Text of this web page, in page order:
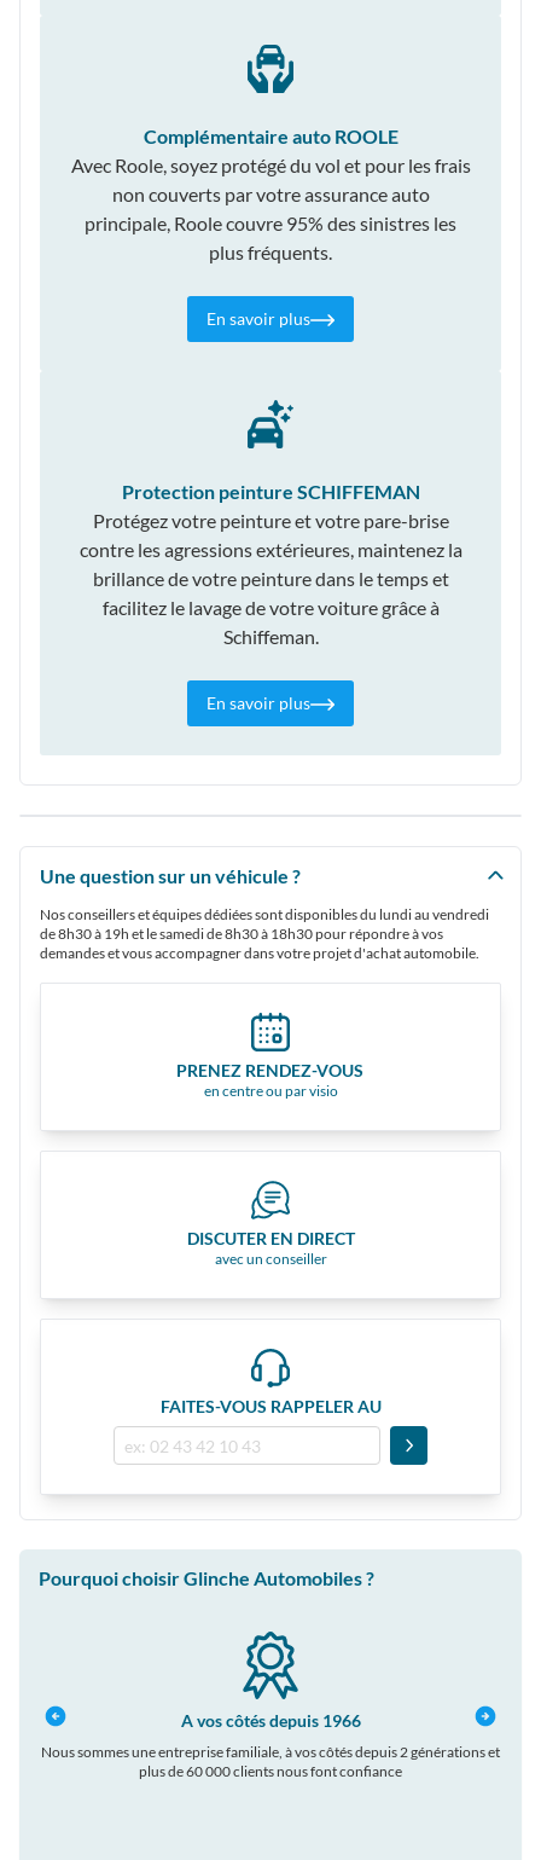
Complémentaire auto ROOLE
Avec Roole, soyez protégé du vol et pour les frais
non couverts par votre assurance auto
principale, Roole couvre 95% des sinistres les
plus fréquents.
En savoir plus
Protection peinture SCHIFFEMAN
Protégez votre peinture et votre pare-brise
contre les agressions extérieures, maintenez la
brillance de votre peinture dans le temps et
facilitez le lavage de votre voiture grâce à
Schiffeman.
En savoir plus
Une question sur un véhicule ?
Nos conseillers et équipes dédiées sont disponibles du lundi au vendredi
de 8h30 à 19h et le samedi de 8h30 à 18h30 pour répondre à vos
demandes et vous accompagner dans votre projet d'achat automobile.
PRENEZ RENDEZ-VOUS
en centre ou par visio
DISCUTER EN DIRECT
avec un conseiller
FAITES-VOUS RAPPELER AU
Pourquoi choisir Glinche Automobiles ?
A vos côtés depuis 1966
Nous sommes une entreprise familiale, à vos côtés depuis 2 générations et
plus de 60 000 clients nous font confiance